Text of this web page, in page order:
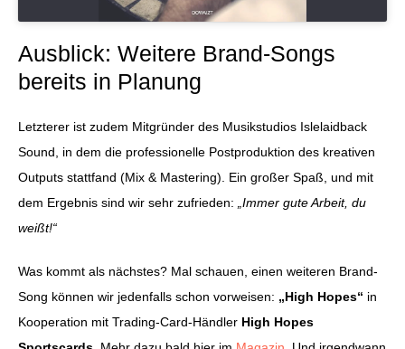
Ausblick: Weitere Brand-Songs
bereits in Planung
Letzterer ist zudem Mitgründer des Musikstudios Islelaidback
Sound, in dem die professionelle Postproduktion des kreativen
Outputs stattfand (Mix & Mastering). Ein großer Spaß, und mit
dem Ergebnis sind wir sehr zufrieden:
„Immer gute Arbeit, du
weißt!“
Was kommt als nächstes? Mal schauen, einen weiteren Brand-
Song können wir jedenfalls schon vorweisen: „High Hopes“ in
Kooperation mit Trading-Card-Händler High Hopes